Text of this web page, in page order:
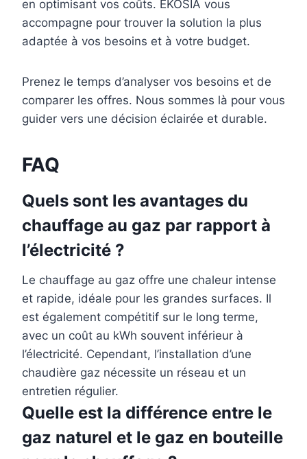
en optimisant vos coûts. EKOSIA vous
accompagne pour trouver la solution la plus
adaptée à vos besoins et à votre budget.
Prenez le temps d’analyser vos besoins et de
comparer les offres. Nous sommes là pour vous
guider vers une décision éclairée et durable.
FAQ
Quels sont les avantages du
chauffage au gaz par rapport à
l’électricité ?
Le chauffage au gaz offre une chaleur intense
et rapide, idéale pour les grandes surfaces. Il
est également compétitif sur le long terme,
avec un coût au kWh souvent inférieur à
l’électricité. Cependant, l’installation d’une
chaudière gaz nécessite un réseau et un
entretien régulier.
Quelle est la différence entre le
gaz naturel et le gaz en bouteille